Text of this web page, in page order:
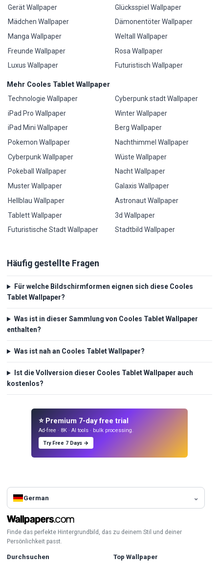
Gerät Wallpaper
Mädchen Wallpaper
Manga Wallpaper
Freunde Wallpaper
Luxus Wallpaper
Glücksspiel Wallpaper
Dämonentöter Wallpaper
Weltall Wallpaper
Rosa Wallpaper
Futuristisch Wallpaper
Mehr Cooles Tablet Wallpaper
Technologie Wallpaper
iPad Pro Wallpaper
iPad Mini Wallpaper
Pokemon Wallpaper
Cyberpunk Wallpaper
Pokeball Wallpaper
Muster Wallpaper
Hellblau Wallpaper
Tablett Wallpaper
Futuristische Stadt Wallpaper
Cyberpunk stadt Wallpaper
Winter Wallpaper
Berg Wallpaper
Nachthimmel Wallpaper
Wüste Wallpaper
Nacht Wallpaper
Galaxis Wallpaper
Astronaut Wallpaper
3d Wallpaper
Stadtbild Wallpaper
Häufig gestellte Fragen
Für welche Bildschirmformen eignen sich diese Cooles
Tablet Wallpaper?
Was ist in dieser Sammlung von Cooles Tablet Wallpaper
enthalten?
Was ist nah an Cooles Tablet Wallpaper?
Ist die Vollversion dieser Cooles Tablet Wallpaper auch
kostenlos?
⭐ Premium 7-day free trial
Ad-free · 8K · AI tools · bulk processing.
Try Free 7 Days →
German
Finde das perfekte Hintergrundbild, das zu deinem Stil und deiner
Persönlichkeit passt.
Durchsuchen
Top Wallpaper